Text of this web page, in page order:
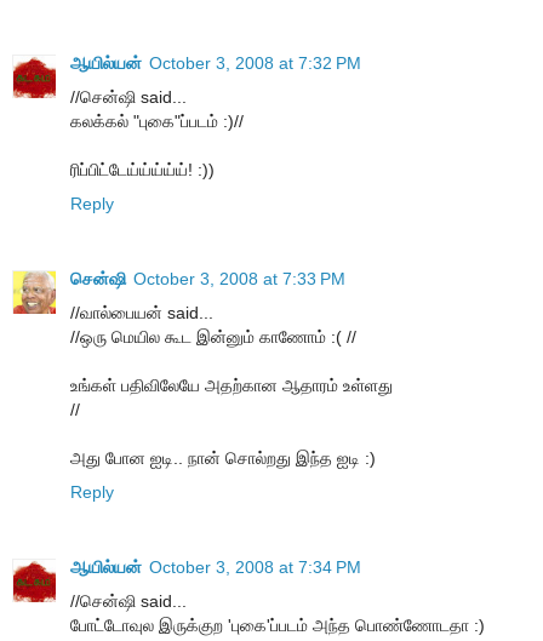
ஆயில்யன் October 3, 2008 at 7:32 PM
//சென்ஷி said...
கலக்கல் "புகை"ப்படம் :)//
ரிப்பிட்டேய்ய்ய்ய்ய்! :))
Reply
சென்ஷி October 3, 2008 at 7:33 PM
//வால்பையன் said...
//ஒரு மெயில கூட இன்னும் காணோம் :( //
உங்கள் பதிவிலேயே அதற்கான ஆதாரம் உள்ளது
//
அது போன ஐடி.. நான் சொல்றது இந்த ஐடி :)
Reply
ஆயில்யன் October 3, 2008 at 7:34 PM
//சென்ஷி said...
போட்டோவுல இருக்குற 'புகை'ப்படம் அந்த பொண்ணோடதா :)